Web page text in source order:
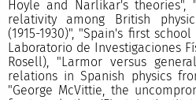
Hoyle and Narlikar's theories",
relativity among British
(1915-1930)", "Spain's first
Laboratorio de Investigaciones
Rosell), "Larmor versus
relations in Spanish physics
"George McVittie, the